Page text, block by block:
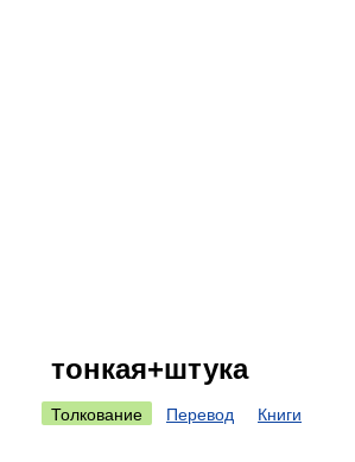
тонкая+штука
Толкование Перевод Книги